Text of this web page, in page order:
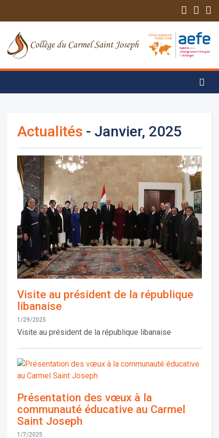
Actualités - Janvier, 2025
Visite au président de la république
libanaise
1/29/2025
Visite au président de la république libanaise
Présentation des vœux à la
communauté éducative au Carmel
Saint Joseph
1/7/2025